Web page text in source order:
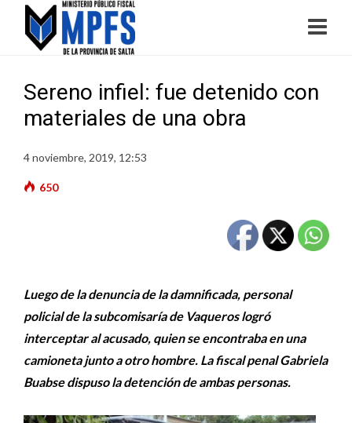
Sereno infiel: fue detenido con
materiales de una obra
4 noviembre, 2019, 12:53
650
Luego de la denuncia de la damnificada, personal
policial de la subcomisaría de Vaqueros logró
interceptar al acusado, quien se encontraba en una
camioneta junto a otro hombre. La fiscal penal Gabriela
Buabse dispuso la detención de ambas personas.